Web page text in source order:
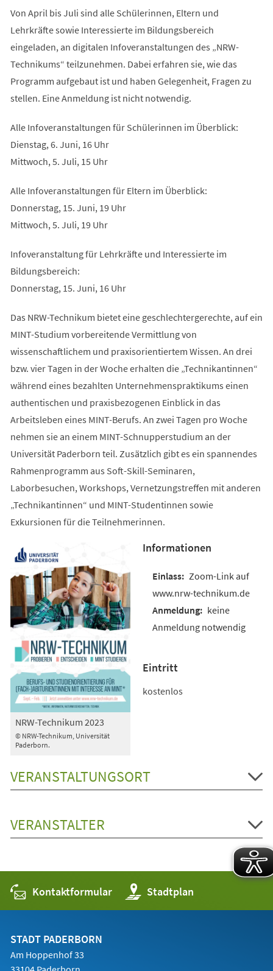
Von April bis Juli sind alle Schülerinnen, Eltern und
Lehrkräfte sowie Interessierte im Bildungsbereich
eingeladen, an digitalen Infoveranstaltungen des „NRW-
Technikums“ teilzunehmen. Dabei erfahren sie, wie das
Programm aufgebaut ist und haben Gelegenheit, Fragen zu
stellen. Eine Anmeldung ist nicht notwendig.
Alle Infoveranstaltungen für Schülerinnen im Überblick:
Dienstag, 6. Juni, 16 Uhr
Mittwoch, 5. Juli, 15 Uhr
Alle Infoveranstaltungen für Eltern im Überblick:
Donnerstag, 15. Juni, 19 Uhr
Mittwoch, 5. Juli, 19 Uhr
Infoveranstaltung für Lehrkräfte und Interessierte im
Bildungsbereich:
Donnerstag, 15. Juni, 16 Uhr
Das NRW-Technikum bietet eine geschlechtergerechte, auf ein
MINT-Studium vorbereitende Vermittlung von
wissenschaftlichem und praxisorientiertem Wissen. An drei
bzw. vier Tagen in der Woche erhalten die „Technikantinnen“
während eines bezahlten Unternehmenspraktikums einen
authentischen und praxisbezogenen Einblick in das
Arbeitsleben eines MINT-Berufs. An zwei Tagen pro Woche
nehmen sie an einem MINT-Schnupperstudium an der
Universität Paderborn teil. Zusätzlich gibt es ein spannendes
Rahmenprogramm aus Soft-Skill-Seminaren,
Laborbesuchen, Workshops, Vernetzungstreffen mit anderen
„Technikantinnen“ und MINT-Studentinnen sowie
Exkursionen für die Teilnehmerinnen.
© NRW-Technikum, Universität
Paderborn.
NRW-Technikum 2023
Informationen
Zoom-Link auf
www.nrw-technikum.de
keine
Anmeldung notwendig
Eintritt
kostenlos
VERANSTALTUNGSORT
VERANSTALTER
Kontaktformular Stadtplan
(Öffnet
in
einem
STADT PADERBORN
Am Hoppenhof 33